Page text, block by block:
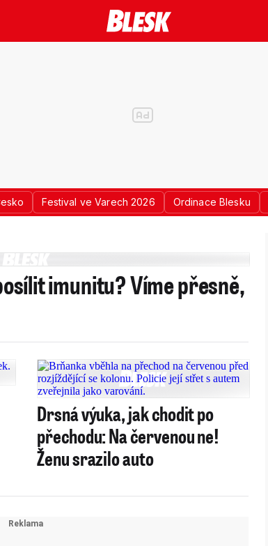
Festival ve Varech 2026 Ordinace Blesku
imunitu? Víme přesně,
Drsná výuka, jak chodit po
přechodu: Na červenou ne!
Ženu srazilo auto